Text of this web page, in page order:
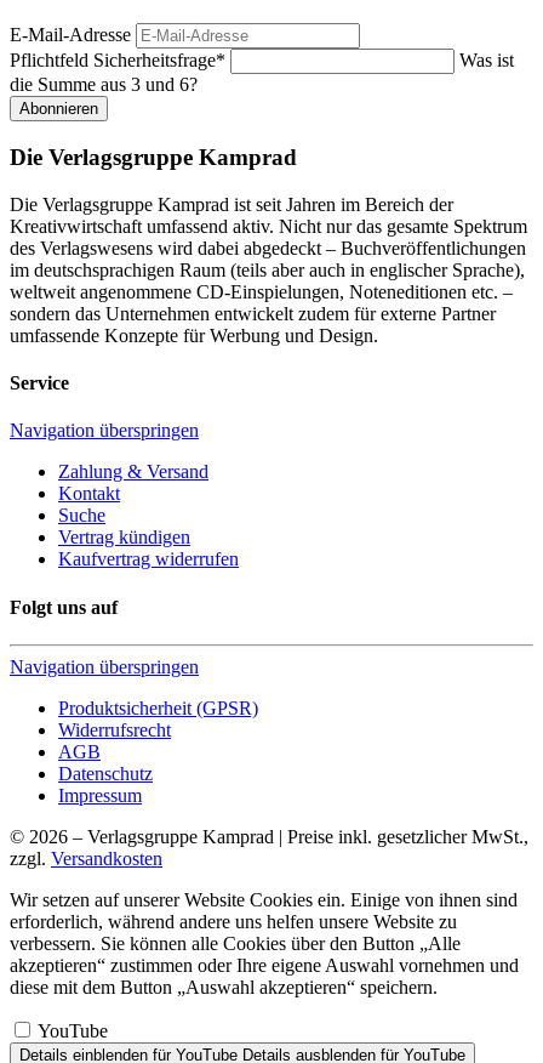
E-Mail-Adresse
Pflichtfeld Sicherheitsfrage*
Was ist
die Summe aus 3 und 6?
Abonnieren
Die Verlagsgruppe Kamprad
Die Verlagsgruppe Kamprad ist seit Jahren im Bereich der
Kreativwirtschaft umfassend aktiv. Nicht nur das gesamte Spektrum
des Verlagswesens wird dabei abgedeckt – Buchveröffentlichungen
im deutschsprachigen Raum (teils aber auch in englischer Sprache),
weltweit angenommene CD-Einspielungen, Noteneditionen etc. –
sondern das Unternehmen entwickelt zudem für externe Partner
umfassende Konzepte für Werbung und Design.
Service
Navigation überspringen
Zahlung & Versand
Kontakt
Suche
Vertrag kündigen
Kaufvertrag widerrufen
Folgt uns auf
Navigation überspringen
Produktsicherheit (GPSR)
Widerrufsrecht
AGB
Datenschutz
Impressum
© 2026 – Verlagsgruppe Kamprad | Preise inkl. gesetzlicher MwSt.,
zzgl. Versandkosten
Wir setzen auf unserer Website Cookies ein. Einige von ihnen sind
erforderlich, während andere uns helfen unsere Website zu
verbessern. Sie können alle Cookies über den Button „Alle
akzeptieren“ zustimmen oder Ihre eigene Auswahl vornehmen und
diese mit dem Button „Auswahl akzeptieren“ speichern.
YouTube
Details einblenden für YouTube Details ausblenden für YouTube